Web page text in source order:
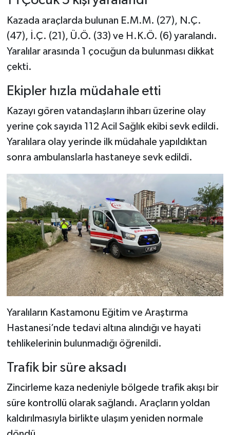
Kazada araçlarda bulunan E.M.M. (27), N.Ç.
(47), İ.Ç. (21), Ü.Ö. (33) ve H.K.Ö. (6) yaralandı.
Yaralılar arasında 1 çocuğun da bulunması dikkat
çekti.
Ekipler hızla müdahale etti
Kazayı gören vatandaşların ihbarı üzerine olay
yerine çok sayıda 112 Acil Sağlık ekibi sevk edildi.
Yaralılara olay yerinde ilk müdahale yapıldıktan
sonra ambulanslarla hastaneye sevk edildi.
Yaralıların Kastamonu Eğitim ve Araştırma
Hastanesi’nde tedavi altına alındığı ve hayati
tehlikelerinin bulunmadığı öğrenildi.
Trafik bir süre aksadı
Zincirleme kaza nedeniyle bölgede trafik akışı bir
süre kontrollü olarak sağlandı. Araçların yoldan
kaldırılmasıyla birlikte ulaşım yeniden normale